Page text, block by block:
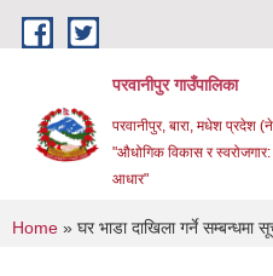
Skip to main content
परवानीपुर गाउँपालिका
परवानीपुर, बारा, मधेश प्रदेश
"औधोगिक विकास र स्वरोजगार:
आधार"
You are here
Home » घर भाडा दाखिला गर्ने सम्बन्धमा